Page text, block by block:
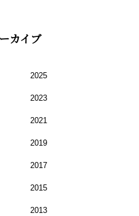
カイブ
2025
2023
2021
2019
2017
2015
2013